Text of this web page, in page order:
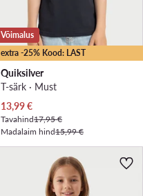
extra -25% Kood: LAST
Võimalus
Quiksilver
T-särk · Must
Praegune hind
13,99€
Tavahind17,95 €
Madalaim hind15,99 €